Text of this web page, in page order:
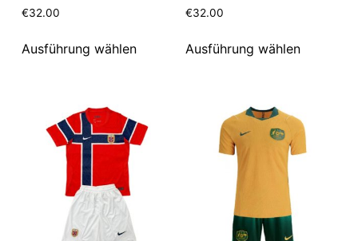
€32.00
Ausführung wählen
€32.00
Ausführung wählen